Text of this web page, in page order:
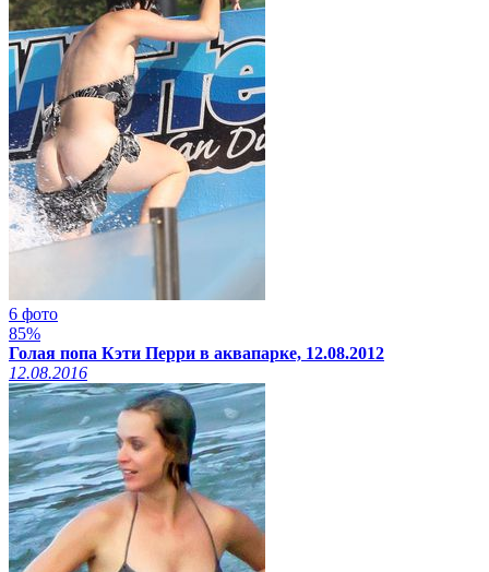
6 фото
85%
Голая попа Кэти Перри в аквапарке, 12.08.2012
12.08.2016